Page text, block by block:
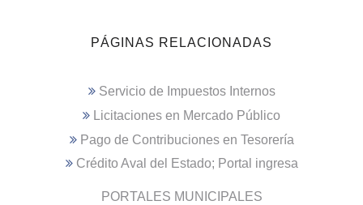
PÁGINAS RELACIONADAS
Servicio de Impuestos Internos
Licitaciones en Mercado Público
Pago de Contribuciones en Tesorería
Crédito Aval del Estado; Portal ingresa
PORTALES MUNICIPALES